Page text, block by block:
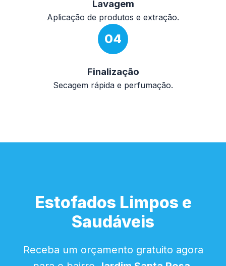
Lavagem
Aplicação de produtos e extração.
04
Finalização
Secagem rápida e perfumação.
Estofados Limpos e
Saudáveis
Receba um orçamento gratuito agora